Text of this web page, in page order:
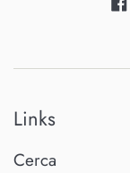
Links
Cerca